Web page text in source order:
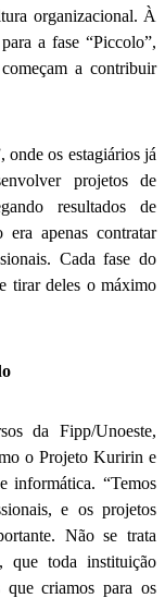
organizacional. À
a fase “Piccolo”,
a contribuir
onde os estagiários já
projetos de
resultados de
era apenas contratar
Cada fase do
tirar deles o máximo
da Fipp/Unoeste,
o Projeto Kuririn e
informática. “Temos
e os projetos
Não se trata
que toda instituição
que criamos para os